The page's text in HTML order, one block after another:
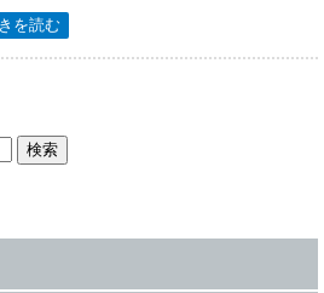
を読む